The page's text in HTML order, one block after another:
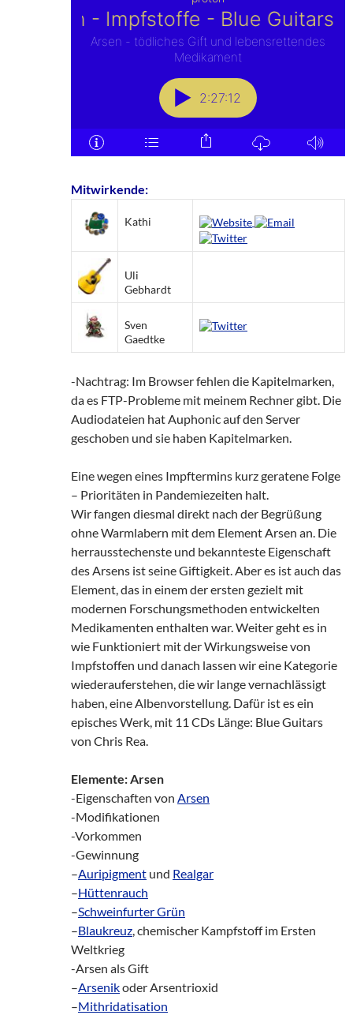
Mitwirkende:
Kathi
Uli
Gebhardt
Sven
Gaedtke
-Nachtrag: Im Browser fehlen die Kapitelmarken,
da es FTP-Probleme mit meinem Rechner gibt. Die
Audiodateien hat Auphonic auf den Server
geschoben und sie haben Kapitelmarken.
Eine wegen eines Impftermins kurz geratene Folge
– Prioritäten in Pandemiezeiten halt.
Wir fangen diesmal direkt nach der Begrüßung
ohne Warmlabern mit dem Element Arsen an. Die
herrausstechenste und bekannteste Eigenschaft
des Arsens ist seine Giftigkeit. Aber es ist auch das
Element, das in einem der ersten gezielt mit
modernen Forschungsmethoden entwickelten
Medikamenten enthalten war. Weiter geht es in
wie Funktioniert mit der Wirkungsweise von
Impfstoffen und danach lassen wir eine Kategorie
wiederauferstehen, die wir lange vernachlässigt
haben, eine Albenvorstellung. Dafür ist es ein
episches Werk, mit 11 CDs Länge: Blue Guitars
von Chris Rea.
Elemente: Arsen
-Eigenschaften von Arsen
-Modifikationen
-Vorkommen
-Gewinnung
–Auripigment und Realgar
–Hüttenrauch
–Schweinfurter Grün
–Blaukreuz, chemischer Kampfstoff im Ersten
Weltkrieg
-Arsen als Gift
–Arsenikoder Arsentrioxid
–Mithridatisation